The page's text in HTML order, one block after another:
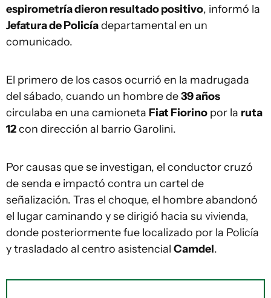
espirometría dieron resultado positivo, informó la
Jefatura de Policíadepartamental en un
comunicado.
El primero de los casos ocurrió en la madrugada
del sábado, cuando un hombre de39 años
circulaba en una camioneta Fiat Fiorino por la ruta
12con dirección al barrio Garolini.
Por causas que se investigan, el conductor cruzó
de senda e impactó contra un cartel de
señalización. Tras el choque, el hombre abandonó
el lugar caminando y se dirigió hacia su vivienda,
donde posteriormente fue localizado por la Policía
y trasladado al centro asistencial Camdel.